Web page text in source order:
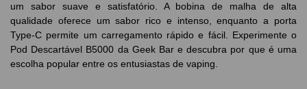
um sabor suave e satisfatório. A bobina de malha de alta
qualidade oferece um sabor rico e intenso, enquanto a porta
Type-C permite um carregamento rápido e fácil. Experimente o
Pod Descartável B5000 da Geek Bar e descubra por que é uma
escolha popular entre os entusiastas de vaping.